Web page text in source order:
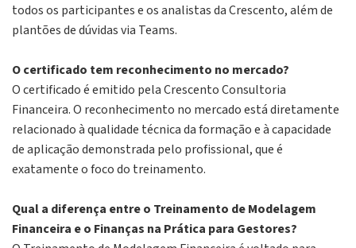
todos os participantes e os analistas da Crescento, além de
plantões de dúvidas via Teams.
O certificado tem reconhecimento no mercado?
O certificado é emitido pela Crescento Consultoria
Financeira. O reconhecimento no mercado está diretamente
relacionado à qualidade técnica da formação e à capacidade
de aplicação demonstrada pelo profissional, que é
exatamente o foco do treinamento.
Qual a diferença entre o Treinamento de Modelagem
Financeira e o Finanças na Prática para Gestores?